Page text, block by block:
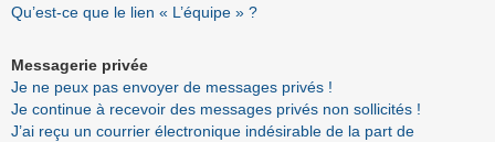
Qu’est-ce que le lien « L’équipe » ?
Messagerie privée
Je ne peux pas envoyer de messages privés !
Je continue à recevoir des messages privés non sollicités !
J’ai reçu un courrier électronique indésirable de la part de